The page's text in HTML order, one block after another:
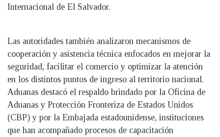
Internacional de El Salvador.
Las autoridades también analizaron mecanismos de
cooperación y asistencia técnica enfocados en mejorar la
seguridad, facilitar el comercio y optimizar la atención
en los distintos puntos de ingreso al territorio nacional.
Aduanas destacó el respaldo brindado por la Oficina de
Aduanas y Protección Fronteriza de Estados Unidos
(CBP) y por la Embajada estadounidense, instituciones
que han acompañado procesos de capacitación